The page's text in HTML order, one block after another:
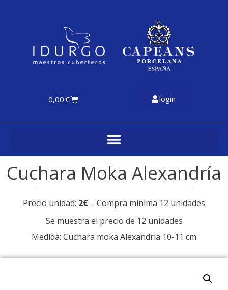
0,00€ login
Cuchara Moka Alexandría
Precio unidad: 2€ – Compra mínima 12 unidades
Se muestra el precio de 12 unidades
Medida: Cuchara moka Alexandría 10-11 cm